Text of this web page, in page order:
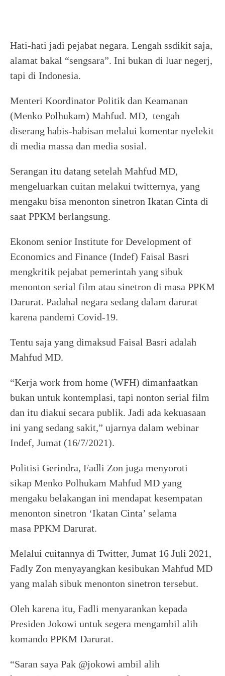
Hati-hati jadi pejabat negara. Lengah ssdikit saja,
alamat bakal “sengsara”. Ini bukan di luar negerj,
tapi di Indonesia.
Menteri Koordinator Politik dan Keamanan
(Menko Polhukam) Mahfud. MD, tengah
diserang habis-habisan melalui komentar nyelekit
di media massa dan media sosial.
Serangan itu datang setelah Mahfud MD,
mengeluarkan cuitan melakui twitternya, yang
mengaku bisa menonton sinetron Ikatan Cinta di
saat PPKM berlangsung.
Ekonom senior Institute for Development of
Economics and Finance (Indef) Faisal Basri
mengkritik pejabat pemerintah yang sibuk
menonton serial film atau sinetron di masa PPKM
Darurat. Padahal negara sedang dalam darurat
karena pandemi Covid-19.
Tentu saja yang dimaksud Faisal Basri adalah
Mahfud MD.
“Kerja work from home (WFH) dimanfaatkan
bukan untuk kontemplasi, tapi nonton serial film
dan itu diakui secara publik. Jadi ada kekuasaan
ini yang sedang sakit,” ujarnya dalam webinar
Indef, Jumat (16/7/2021).
Politisi Gerindra, Fadli Zon juga menyoroti
sikap Menko Polhukam Mahfud MD yang
mengaku belakangan ini mendapat kesempatan
menonton sinetron ‘Ikatan Cinta’ selama
masa PPKM Darurat.
Melalui cuitannya di Twitter, Jumat 16 Juli 2021,
Fadly Zon menyayangkan kesibukan Mahfud MD
yang malah sibuk menonton sinetron tersebut.
Oleh karena itu, Fadli menyarankan kepada
Presiden Jokowi untuk segera mengambil alih
komando PPKM Darurat.
“Saran saya Pak @jokowi ambil alih